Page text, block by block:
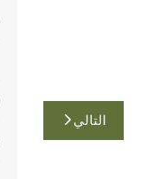
التالي